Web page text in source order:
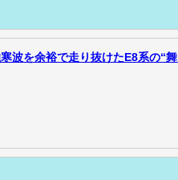
波を余裕で走り抜けたE8系の“